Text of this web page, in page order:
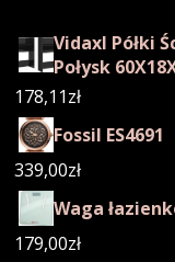
Vidaxl Półki
Połysk
178,11zł
Fossil ES4691
339,00zł
Waga
179,00zł